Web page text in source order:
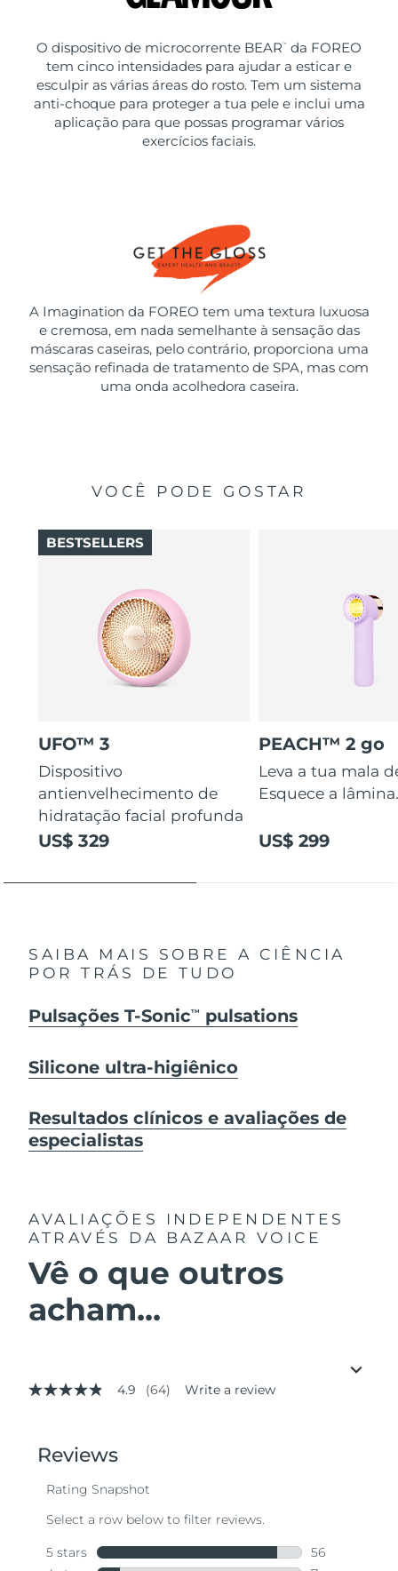
O dispositivo de microcorrente BEAR ™
da FOREO
tem cinco intensidades para ajudar a esticar e
esculpir as várias áreas do rosto. Tem um sistema
anti-choque para proteger a tua pele e inclui uma
aplicação para que possas programar vários
exercícios faciais.
A Imagination da FOREO tem uma textura luxuosa
e cremosa, em nada semelhante à sensação das
máscaras caseiras, pelo contrário, proporciona uma
sensação refinada de tratamento de SPA, mas com
uma onda acolhedora caseira.
VOCÊ PODE GOSTAR
UFO™ 3
Dispositivo
antienvelhecimento de
hidratação facial profunda
US$ 329
BESTSELLERS
PEACH™ 2 go
Leva a tua mala
Esquece a
US$ 299
SAIBA MAIS SOBRE A CIÊNCIA
POR TRÁS DE TUDO
Pulsações T-SonicTM pulsations
Silicone ultra-higiênico
Resultados clínicos e avaliações de
especialistas
AVALIAÇÕES INDEPENDENTES
ATRAVÉS DA BAZAAR VOICE
Vê o que outros
acham...
4.9
stars,
average
value.
Same
page
4.9 (64) Write a review